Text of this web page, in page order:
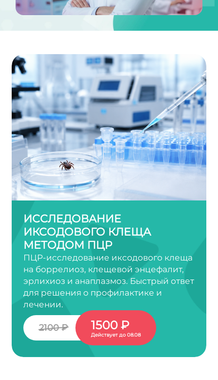
ИССЛЕДОВАНИЕ
ИКСОДОВОГО КЛЕЩА
МЕТОДОМ ПЦР
ПЦР-исследование иксодового клеща
на боррелиоз, клещевой энцефалит,
эрлихиоз и анаплазмоз. Быстрый ответ
для решения о профилактике и
лечении.
2100 ₽ 1500 ₽
Действует до 08.08